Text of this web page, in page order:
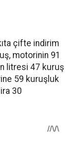
çifte indirim
motorinin 91
litresi 47 kuruş
59 kuruşluk
30